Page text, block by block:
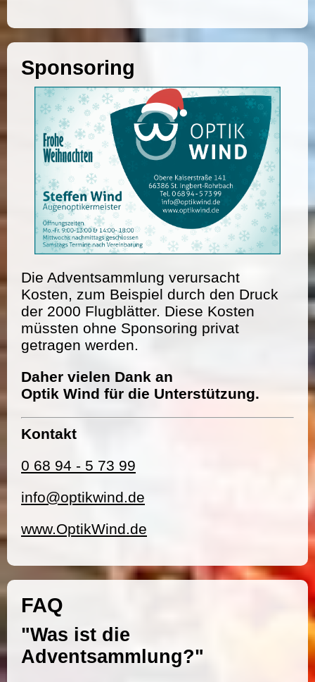
Sponsoring
Die Adventsammlung verursacht
Kosten, zum Beispiel durch den Druck
der 2000 Flugblätter. Diese Kosten
müssten ohne Sponsoring privat
getragen werden.
Daher vielen Dank an
Optik Wind für die Unterstützung.
Kontakt
0 68 94 - 5 73 99
info@optikwind.de
www.OptikWind.de
FAQ
"Was ist die
Adventsammlung?"